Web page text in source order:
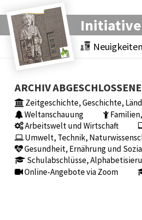
Initiative
Neuigkeiten
ARCHIV
Zeitgeschichte, Geschichte,
Weltanschauung
Arbeitswelt und Wirtschaft
Umwelt, Technik,
Gesundheit, Ernährung und
Schulabschlüsse,
Online-Angebote via Zoom